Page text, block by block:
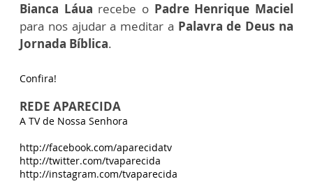
Bianca Láua recebe o Padre Henrique Maciel
para nos ajudar a meditar a Palavra de Deus na
Jornada Bíblica.
Confira!
REDE APARECIDA
A TV de Nossa Senhora
http://facebook.com/aparecidatv
http://twitter.com/tvaparecida
http://instagram.com/tvaparecida